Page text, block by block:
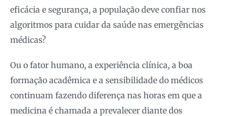
eficácia e segurança, a população deve confiar nos
algoritmos para cuidar da saúde nas emergências
médicas?
Ou o fator humano, a experiência clínica, a boa
formação acadêmica e a sensibilidade do médicos
continuam fazendo diferença nas horas em que a
medicina é chamada a prevalecer diante dos